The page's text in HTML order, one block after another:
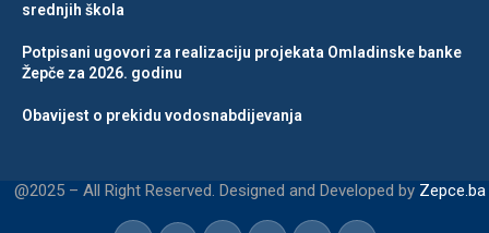
srednjih škola
Potpisani ugovori za realizaciju projekata Omladinske banke
Žepče za 2026. godinu
Obavijest o prekidu vodosnabdijevanja
@2025 – All Right Reserved. Designed and Developed by Zepce.ba